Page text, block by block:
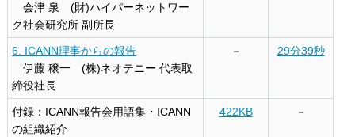
会津 泉 (財)ハイパーネットワー
ク社会研究所 副所長
6. ICANN理事からの報告
伊藤 穣一 (株)ネオテニー 代表取
締役社長
－ 29分39秒
付録：ICANN報告会用語集・ICANN
の組織紹介
422KB －